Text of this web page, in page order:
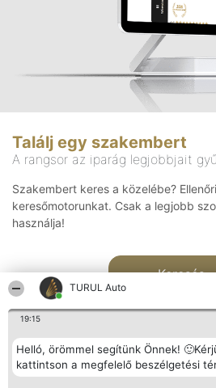
TURUL Auto
19:15
Helló, örömmel segítünk Önnek!
kattintson a megfelelő beszélgetési
Találj egy szakembert
A rangsor az iparág legjobbjait
Szakembert keres a közelébe?
keresőmotorunkat. Csak a legjobb
használja!
Keresés